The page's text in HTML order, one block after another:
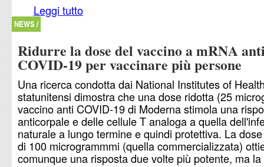
Leggi tutto
NEWS /
Ridurre la dose del vaccino a mRNA
COVID-19 per vaccinare più persone
Una ricerca condotta dai National Institutes of
statunitensi dimostra che una dose ridotta (25
vaccino anti COVID-19 di Moderna stimola una
anticorpale e delle cellule T analoga a quella
naturale a lungo termine e quindi protettiva. La
di 100 microgrammmi (quella commercializzata)
comunque una risposta due volte più potente, ma